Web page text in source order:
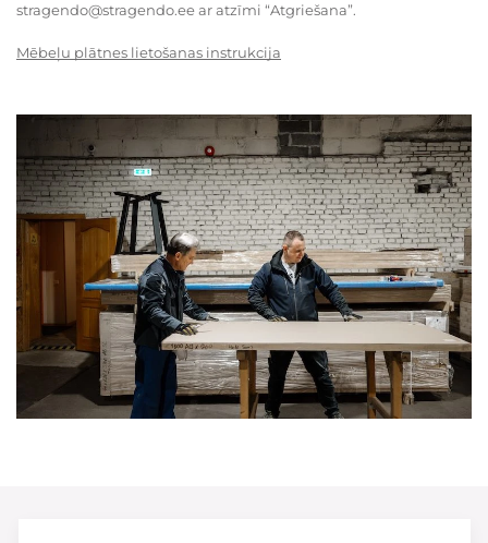
stragendo@stragendo.ee ar atzīmi “Atgriešana”.
Mēbeļu plātnes lietošanas instrukcija